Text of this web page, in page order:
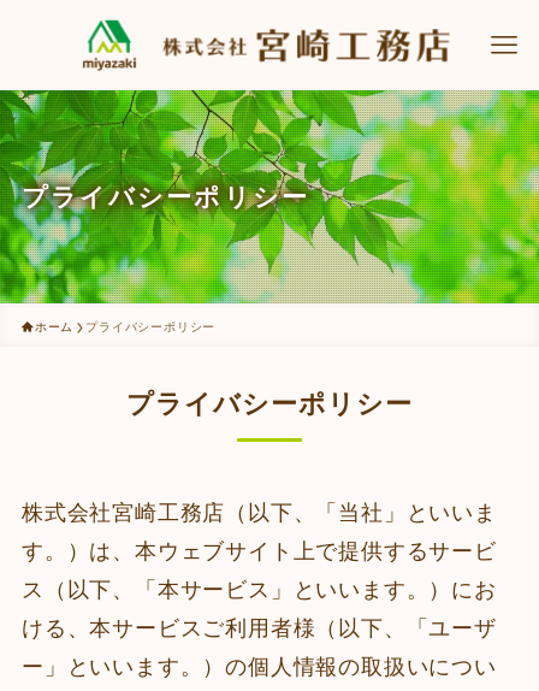
プライバシーポリシー
ホーム プライバシーポリシー
プライバシーポリシー
株式会社宮崎工務店（以下、「当社」といいま
す。）は、本ウェブサイト上で提供するサービ
ス（以下、「本サービス」といいます。）にお
ける、本サービスご利用者様（以下、「ユーザ
ー」といいます。）の個人情報の取扱いについ